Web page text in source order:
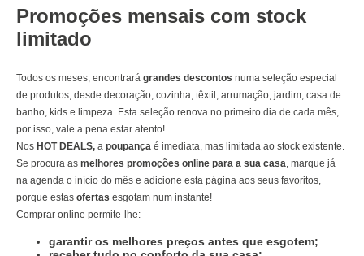
Promoções mensais com stock
limitado
Todos os meses, encontrará grandes descontos numa seleção especial
de produtos, desde decoração, cozinha, têxtil, arrumação, jardim, casa de
banho, kids e limpeza. Esta seleção renova no primeiro dia de cada mês,
por isso, vale a pena estar atento!
Nos HOT DEALS, a poupança é imediata, mas limitada ao stock existente.
Se procura as melhores promoções online para a sua casa , marque já
na agenda o início do mês e adicione esta página aos seus favoritos,
porque estas ofertas esgotam num instante!
Comprar online permite-lhe:
garantir os melhores preços antes que esgotem;